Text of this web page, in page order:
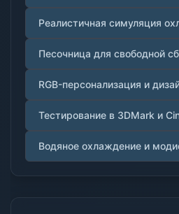
Реалистичная симуляция
Песочница для свободной
RGB-персонализация и
Тестирование в 3DMark и
Водяное охлаждение и